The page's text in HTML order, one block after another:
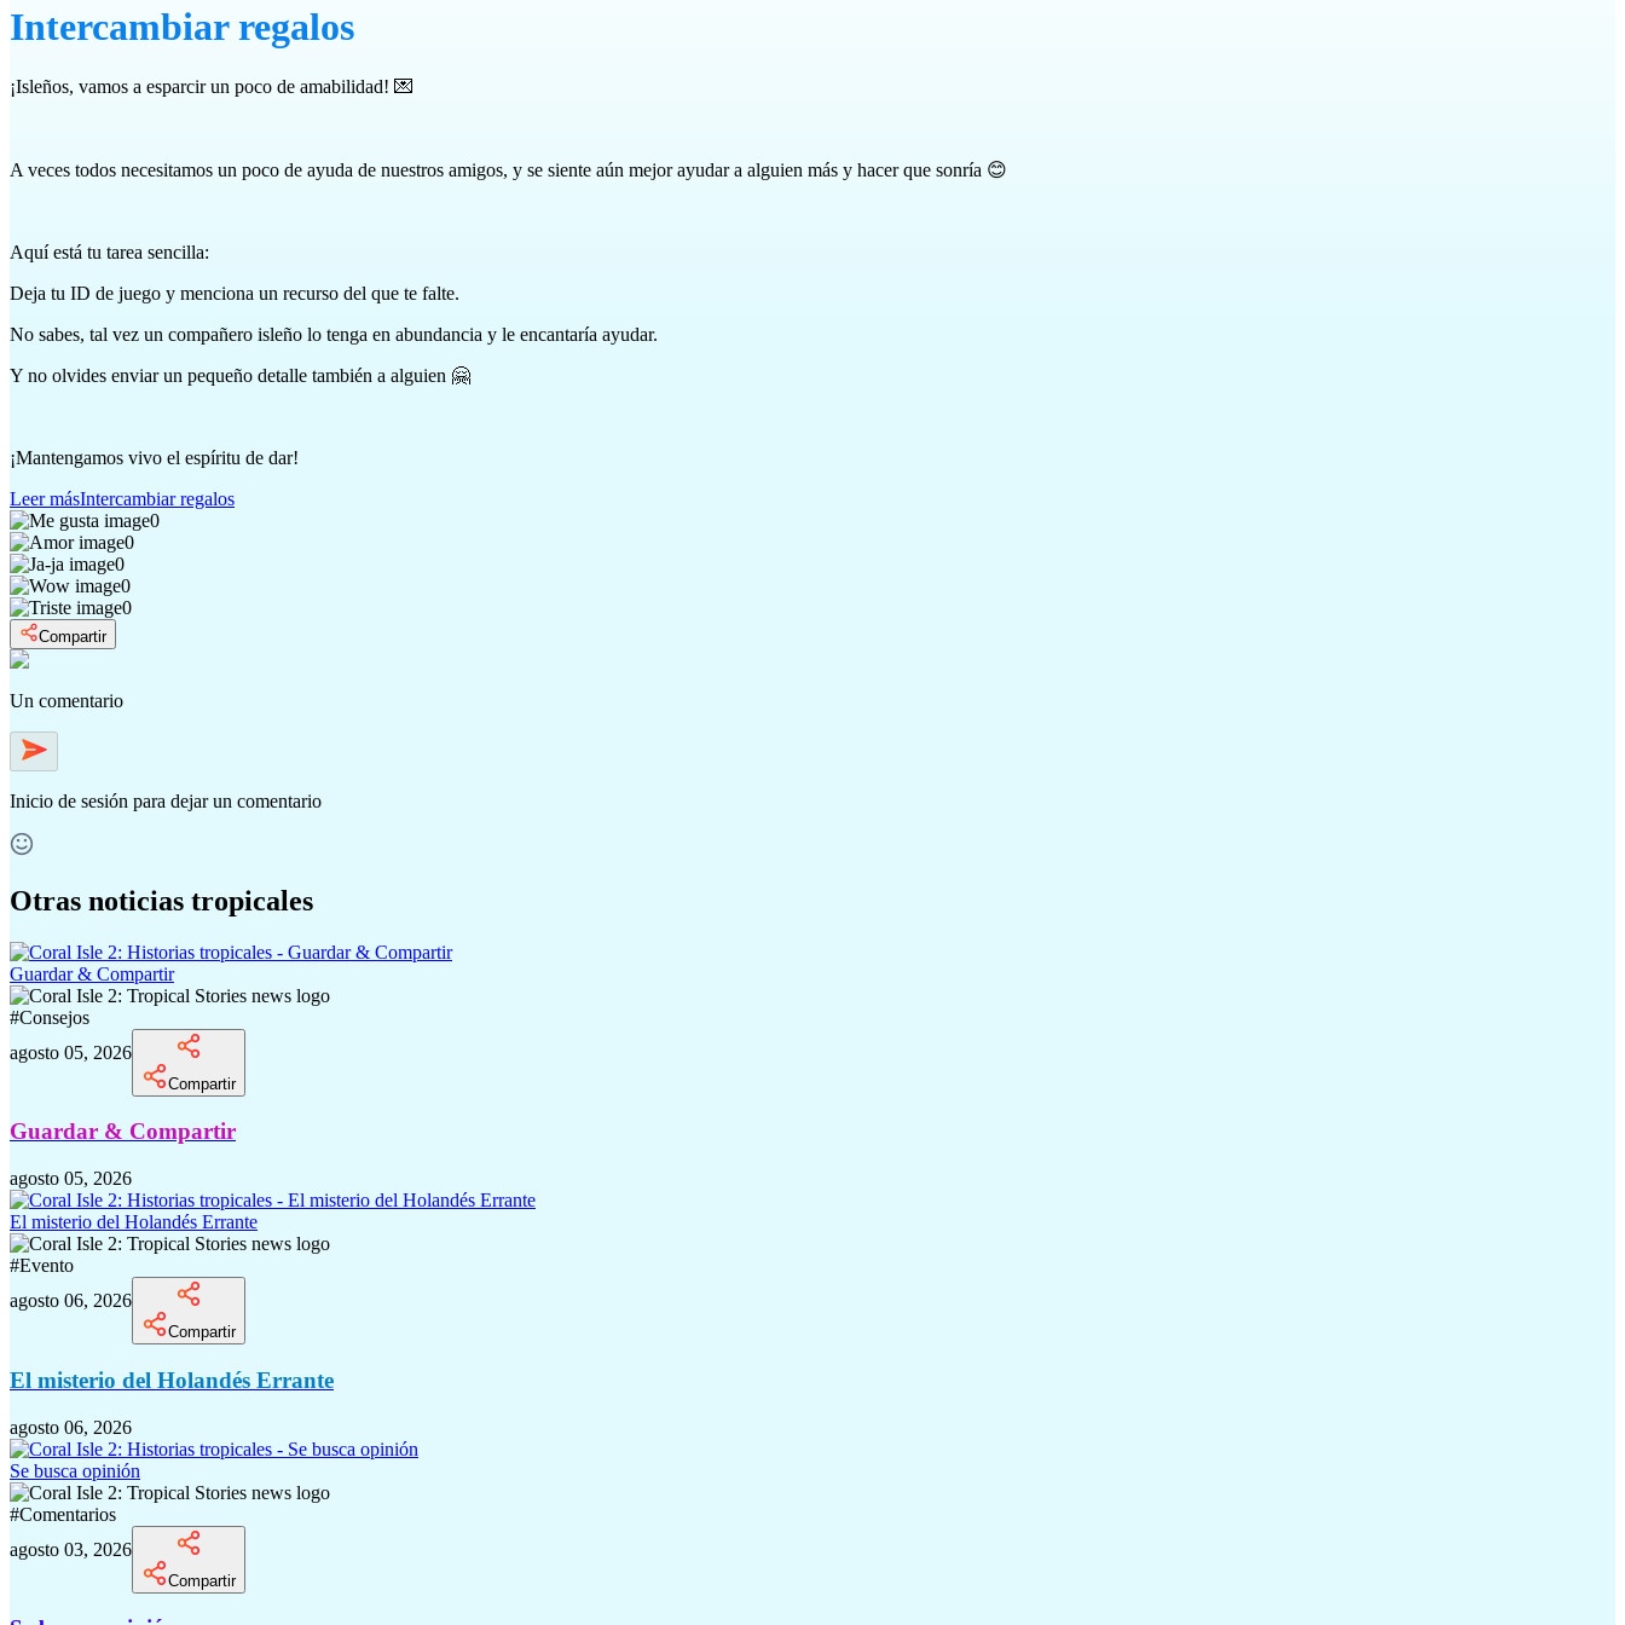
Intercambiar regalos
¡Isleños, vamos a esparcir un poco de amabilidad! 💌
A veces todos necesitamos un poco de ayuda de nuestros amigos, y se siente aún mejor ayudar a alguien más y hacer que sonría 😊
Aquí está tu tarea sencilla:
Deja tu ID de juego y menciona un recurso del que te falte.
No sabes, tal vez un compañero isleño lo tenga en abundancia y le encantaría ayudar.
Y no olvides enviar un pequeño detalle también a alguien 🤗
¡Mantengamos vivo el espíritu de dar!
Leer másIntercambiar regalos
0
0
0
0
0
Compartir
Un comentario
Inicio de sesión para dejar un comentario
Otras noticias tropicales
Guardar & Compartir
#Consejos
agosto 05, 2026
Compartir
Guardar & Compartir
agosto 05, 2026
El misterio del Holandés Errante
#Evento
agosto 06, 2026
Compartir
El misterio del Holandés Errante
agosto 06, 2026
Se busca opinión
#Comentarios
agosto 03, 2026
Compartir